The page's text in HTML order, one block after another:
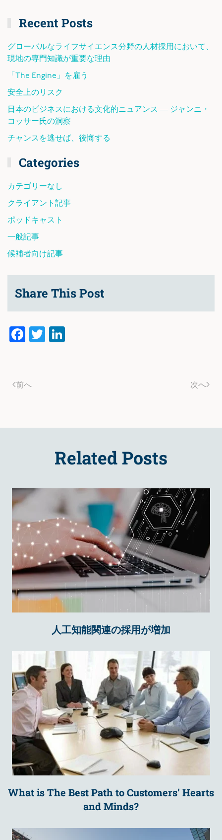
Recent Posts
グローバルなライフサイエンス分野の人材採用において、
現地の専門知識が重要な理由
「The Engine」を雇う
安全上のリスク
日本のビジネスにおける文化的ニュアンス ― ジャンニ・
コッサー氏の洞察
チャンスを逃せば、後悔する
Categories
カテゴリーなし
クライアント記事
ポッドキャスト
一般記事
候補者向け記事
Share This Post
Facebook
Twitter
前へ 次へ
Related Posts
人工知能関連の採用が増加
What is The Best Path to Customers’ Hearts
and Minds?